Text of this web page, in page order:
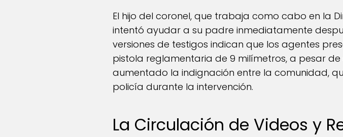
El hijo del coronel, que trabaja como cabo en la
intentó ayudar a su padre inmediatamente
versiones de testigos indican que los agentes
pistola reglamentaria de 9 milímetros, a pesar de
aumentado la indignación entre la comunidad,
policía durante la intervención.
La Circulación de Videos y